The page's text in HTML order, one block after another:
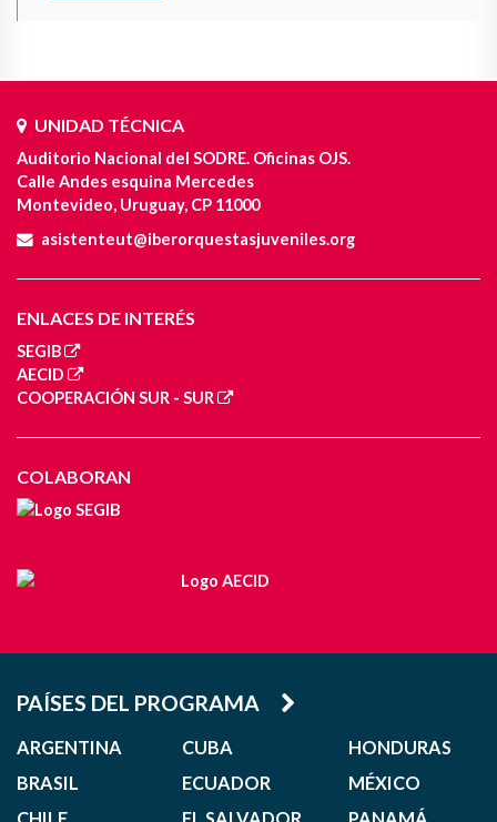
UNIDAD TÉCNICA
Auditorio Nacional del SODRE. Oficinas OJS.
Calle Andes esquina Mercedes
Montevideo, Uruguay, CP 11000
asistenteut@iberorquestasjuveniles.org
ENLACES DE INTERÉS
SEGIB
AECID
COOPERACIÓN SUR - SUR
COLABORAN
PAÍSES DEL PROGRAMA
ARGENTINA
BRASIL
CUBA
ECUADOR
HONDURAS
MÉXICO